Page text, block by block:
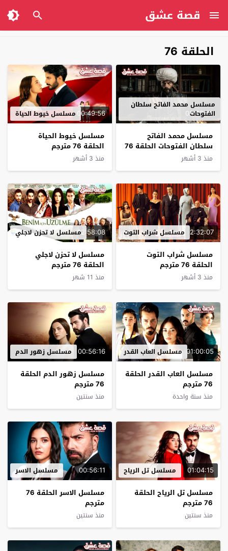
قصة عشق
الحلقة 76
02:22:48
مسلسل محمد الفاتح سلطان
الفتوحات
مسلسل محمد الفاتح
سلطان الفتوحات الحلقة 76
مترجم
منذ 3 أشهر
00:49:56مسلسل خيوط الحياة
مسلسل خيوط الحياة
الحلقة 76 مترجم
منذ 3 أشهر
2:32:07 مسلسل شراب التوت
مسلسل شراب التوت
الحلقة 76 مترجم
منذ 3 أشهر
02:58:08مسلسل لا تحزن لاجلي
مسلسل لا تحزن لاجلي
الحلقة 76 مترجم
منذ 11 شهر
01:00:05 مسلسل العاب القدر
مسلسل العاب القدر الحلقة
76 مترجم
منذ سنة واحدة
00:56:16 مسلسل زهور الدم
مسلسل زهور الدم الحلقة
76 مترجم
منذ سنتين
01:04:15 مسلسل تل الرياح
مسلسل تل الرياح الحلقة
76 مترجم
منذ سنتين
00:56:11 مسلسل الاسر
مسلسل الاسر الحلقة 76
مترجم
منذ سنتين